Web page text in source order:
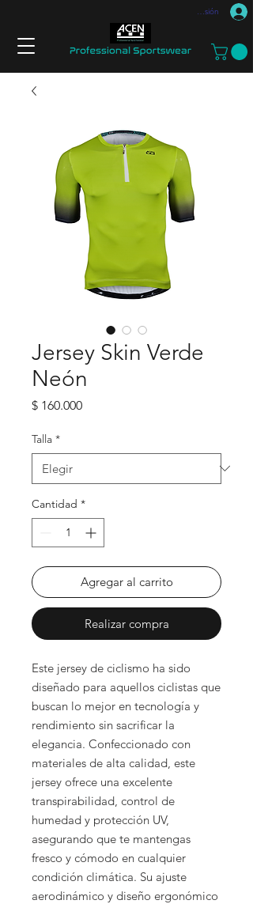
Iniciar sesión
Jersey Skin Verde
Neón
$ 160.000Precio
Talla *
Cantidad *
Agregar al carrito
Realizar compra
Este jersey de ciclismo ha sido
diseñado para aquellos ciclistas que
buscan lo mejor en tecnología y
rendimiento sin sacrificar la
elegancia. Confeccionado con
materiales de alta calidad, este
jersey ofrece una excelente
transpirabilidad, control de
humedad y protección UV,
asegurando que te mantengas
fresco y cómodo en cualquier
condición climática. Su ajuste
aerodinámico y diseño ergonómico